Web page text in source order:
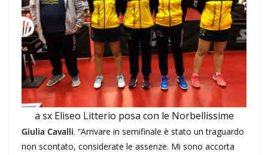
a sx Eliseo Litterio posa con le Norbellissime
Giulia Cavalli. “Arrivare in semifinale è stato un traguardo
non scontato, considerate le assenze. Mi sono accorta